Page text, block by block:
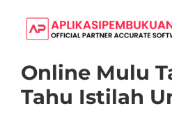
content
Online Mulu
Tahu Istilah